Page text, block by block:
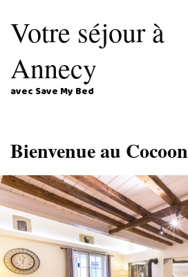
Votre séjour à
Annecy
avec Save My Bed
Bienvenue au Cocoon